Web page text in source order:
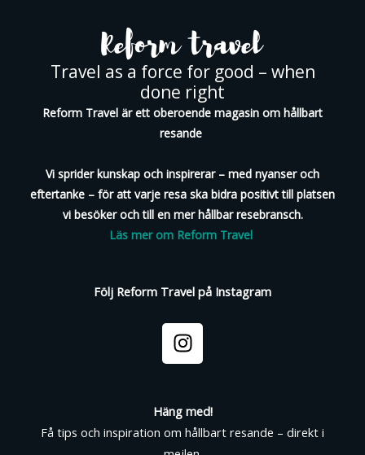
Travel as a force for good – when
done right
Reform Travel är ett oberoende magasin om hållbart
resande
Vi sprider kunskap och inspirerar – med nyanser och
eftertanke – för att varje resa ska bidra positivt till platsen
vi besöker och till en mer hållbar resebransch.
Läs mer om Reform Travel
Följ Reform Travel på Instagram
I
n
s
a
g
Häng med!
Få tips och inspiration om hållbart resande – direkt i